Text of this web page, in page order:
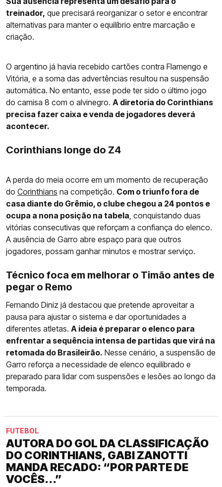
treinador, que precisará reorganizar o setor e encontrar
alternativas para manter o equilíbrio entre marcação e
criação.
O argentino já havia recebido cartões contra Flamengo e
Vitória, e a soma das advertências resultou na suspensão
automática. No entanto, esse pode ter sido o último jogo
do camisa 8 com o alvinegro. A diretoria do Corinthians
precisa fazer caixa e venda de jogadores deverá
acontecer.
Corinthians longe do Z4
A perda do meia ocorre em um momento de recuperação
do Corinthians na competição. Com o triunfo fora de
casa diante do Grêmio, o clube chegou a 24 pontos e
ocupa a nona posição na tabela , conquistando duas
vitórias consecutivas que reforçam a confiança do elenco.
A ausência de Garro abre espaço para que outros
jogadores, possam ganhar minutos e mostrar serviço.
Técnico foca em melhorar o Timão antes de
pegar o Remo
Fernando Diniz já destacou que pretende aproveitar a
pausa para ajustar o sistema e dar oportunidades a
diferentes atletas. A ideia é preparar o elenco para
enfrentar a sequência intensa de partidas que virá na
retomada do Brasileirão. Nesse cenário, a suspensão de
Garro reforça a necessidade de elenco equilibrado e
preparado para lidar com suspensões e lesões ao longo da
temporada.
FUTEBOL
AUTORA DO GOL DA CLASSIFICAÇÃO
DO CORINTHIANS, GABI ZANOTTI
MANDA RECADO: “POR PARTE DE
VOCÊS...”